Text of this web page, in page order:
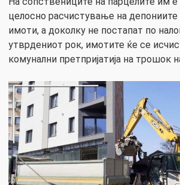
целосно расчистување на депониите
имоти, а доколку не постапат по
утврдениот рок, имотите ќе се
комунални претпријатија на трошок